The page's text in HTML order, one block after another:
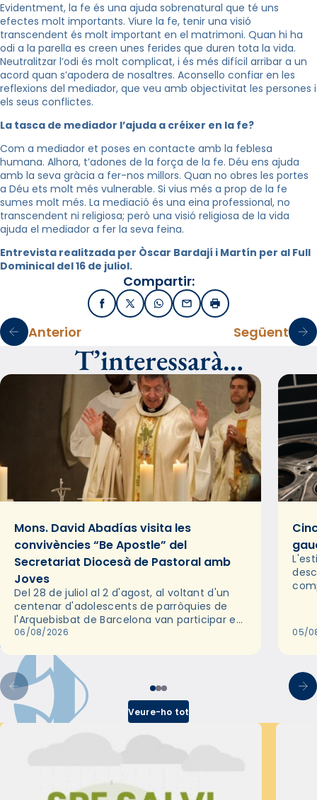
Evidentment, la fe és una ajuda sobrenatural que té uns
efectes molt importants. Viure la fe, tenir una visió
transcendent és molt important en el matrimoni. Quan hi ha
odi a la parella es creen unes ferides que duren tota la vida.
Neutralitzar l’odi és molt complicat, i és més difícil arribar a un
acord quan s’apodera de nosaltres. Aconsello confiar en les
reflexions del mediador, que veu amb objectivitat les persones i
els seus conflictes.
La tasca de mediador l’ajuda a créixer en la fe?
Com a mediador et poses en contacte amb la feblesa
humana. Alhora, t’adones de la força de la fe. Déu ens ajuda
amb la seva gràcia a fer-nos millors. Quan no obres les portes
a Déu ets molt més vulnerable. Si vius més a prop de la fe
sumes molt més. La mediació és una eina professional, no
transcendent ni religiosa; però una visió religiosa de la vida
ajuda el mediador a fer la seva feina.
Entrevista realitzada per Òscar Bardají i Martín per al Full
Dominical del 16 de juliol.
Compartir:
FacebookX / TwitterWhatsApp
EmailImprimir
Anterior Següent
T’interessarà…
Mons. David Abadías visita les
convivències “Be Apostle” del
Secretariat Diocesà de Pastoral amb
Joves
Del 28 de juliol al 2 d'agost, al voltant d'un
centenar d'adolescents de parròquies de
l'Arquebisbat de Barcelona van participar en
les convivències Be Apostle, organitzades
06/08/2026 05/
Veure-ho tot